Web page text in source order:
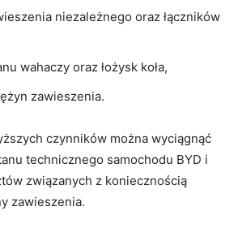
niezależnego oraz łączników
wahaczy oraz łożysk koła,
zawieszenia.
czynników można wyciągnąć
technicznego samochodu BYD i
​związanych z​ koniecznością
zawieszenia.